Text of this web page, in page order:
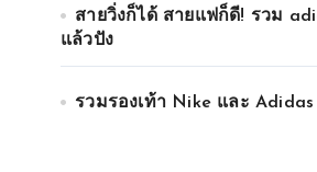
สายวิ่งก็ได้ สายแฟก็ดี! รวม
แล้วปัง
รวมรองเท้า Nike และ